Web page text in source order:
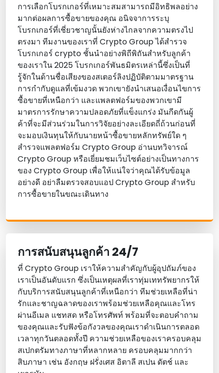
การเลือกโบรกเกอร์ที่เหมาะสมสามารถมีอิทธิพลอย่าง
มากต่อผลการซื้อขายของคุณ อนิจจาการระบุ
โบรกเกอร์ที่เชี่ยวชาญนั้นยังห่างไกลจากความตรงไป
ตรงมา ทีมงานของเราที่ Crypto Group ได้สํารวจ
โบรกเกอร์ crypto ชั้นนําอย่างพิถีพิถันสําหรับลูกค้า
ของเราใน 2025 โบรกเกอร์พันธมิตรเหล่านี้ซึ่งเป็นที่
รู้จักในด้านชื่อเสียงของสเตอร์ลิงปฏิบัติตามมาตรฐาน
การกํากับดูแลที่เข้มงวด พวกเขายังนําเสนอเงื่อนไขการ
ซื้อขายที่เหนือกว่า และแพลตฟอร์มของพวกเขามี
มาตรการรักษาความปลอดภัยที่แข็งแกร่ง มันกีดกันผู้
ค้าที่จะมีส่วนร่วมในการวิจัยอย่างละเอียดถี่ถ้วนก่อนที่
จะมอบเงินทุนให้กับนายหน้าซื้อขายหลักทรัพย์ใด ๆ
สํารวจแพลตฟอร์ม Crypto Group อ่านบทวิจารณ์
Crypto Group หรือเยี่ยมชมเว็บไซต์อย่างเป็นทางการ
ของ Crypto Group เพื่อให้แน่ใจว่าคุณได้รับข้อมูล
อย่างดี อย่าลืมตรวจสอบแอป Crypto Group สําหรับ
การซื้อขายในขณะเดินทาง
การสนับสนุนลูกค้า 24/7
ที่ Crypto Group เราให้ความสําคัญกับผู้อุปถัมภ์ของ
เราเป็นอันดับแรก ซึ่งเป็นเหตุผลที่เราทุ่มเททรัพยากรให้
กับบริการสนับสนุนลูกค้าที่เหนือกว่า ทีมช่วยเหลือที่น่า
รักและชาญฉลาดของเราพร้อมช่วยเหลือคุณและโทร
ผ่านอีเมล แชทสด หรือโทรศัพท์ พร้อมที่จะตอบคําถาม
ของคุณและรับฟังข้อกังวลของคุณเราดําเนินการตลอด
เวลาทุกวันตลอดทั้งปี ความช่วยเหลือของเราครอบคลุม
สเปกตรัมทางภาษาที่หลากหลาย ครอบคลุมมากกว่า
สิบภาษา เช่น อังกฤษ ฝรั่งเศส อิตาลี สเปน ดัตช์ และ